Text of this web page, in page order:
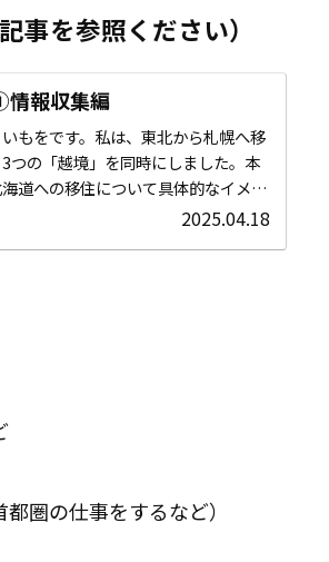
を参照ください）
情報収集編
もをです。私は、東北から札幌へ移
つの「越境」を同時にしました。本
道への移住について具体的なイメー
2025.04.18
圏の仕事をするなど）